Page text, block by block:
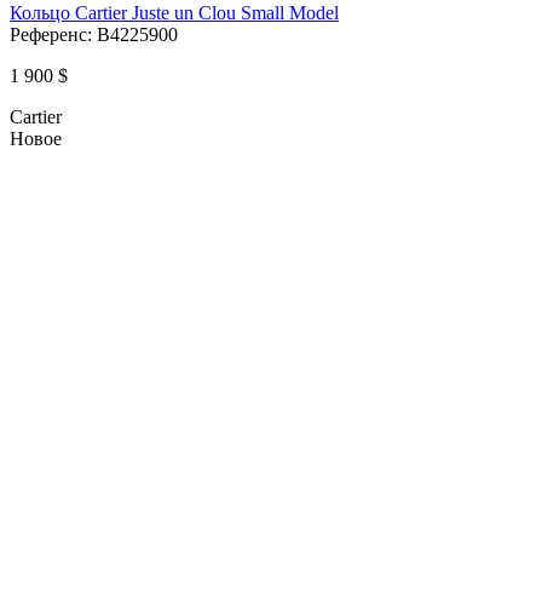
Кольцо Cartier Juste un Clou Small Model
Референс: B4225900
1 900 $
Cartier
Новое